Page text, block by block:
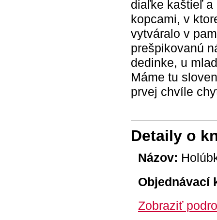
diaľke kaštieľ a
kopcami, v
vytváralo v
prešpikovanú
dedinke, u
Máme tu
prvej chvíle
Detaily o
Názov:
Objednávací
Zobraziť